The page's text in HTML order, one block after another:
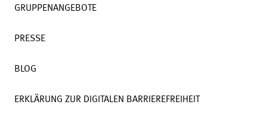
GRUPPENANGEBOTE
PRESSE
BLOG
ERKLÄRUNG ZUR DIGITALEN BARRIEREFREIHEIT